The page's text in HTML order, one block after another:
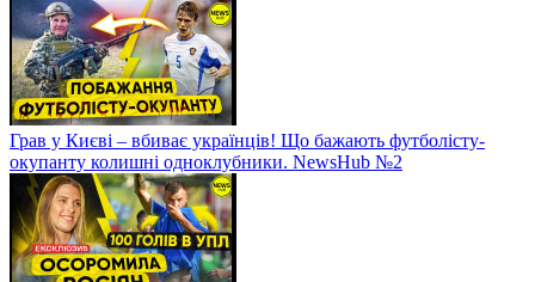
Грав у Києві – вбиває українців! Що бажають футболісту-
окупанту колишні одноклубники. NewsHub №2